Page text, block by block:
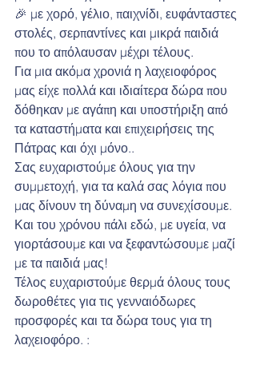
🎉 με χορό, γέλιο, παιχνίδι, ευφάνταστες
στολές, σερπαντίνες και μικρά παιδιά
που το απόλαυσαν μέχρι τέλους.
Για μια ακόμα χρονιά η λαχειοφόρος
μας είχε πολλά και ιδιαίτερα δώρα που
δόθηκαν με αγάπη και υποστήριξη από
τα καταστήματα και επιχειρήσεις της
Πάτρας και όχι μόνο..
Σας ευχαριστούμε όλους για την
συμμετοχή, για τα καλά σας λόγια που
μας δίνουν τη δύναμη να συνεχίσουμε.
Και του χρόνου πάλι εδώ, με υγεία, να
γιορτάσουμε και να ξεφαντώσουμε μαζί
με τα παιδιά μας!
Τέλος ευχαριστούμε θερμά όλους τους
δωροθέτες για τις γενναιόδωρες
προσφορές και τα δώρα τους για τη
λαχειοφόρο. :